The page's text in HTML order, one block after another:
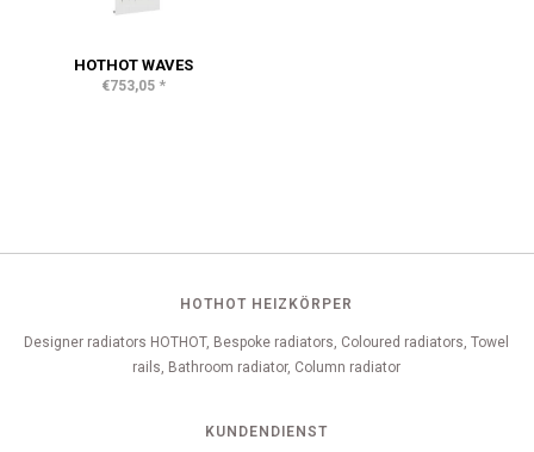
HOTHOT WAVES
€753,05 *
HOTHOT HEIZKÖRPER
Designer radiators HOTHOT, Bespoke radiators, Coloured radiators, Towel
rails, Bathroom radiator, Column radiator
KUNDENDIENST